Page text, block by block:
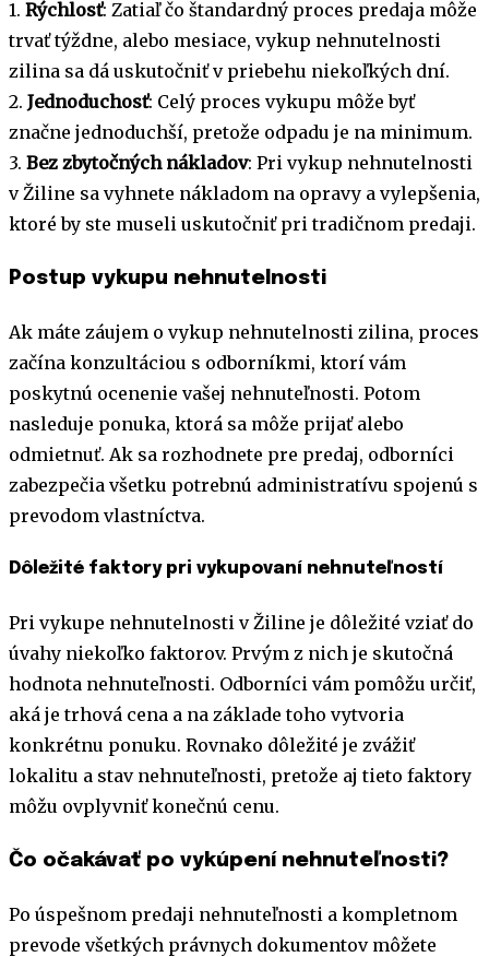
1. Rýchlosť: Zatiaľ čo štandardný proces predaja môže
trvať týždne, alebo mesiace, vykup nehnutelnosti
zilina sa dá uskutočniť v priebehu niekoľkých dní.
2. Jednoduchosť: Celý proces vykupu môže byť
značne jednoduchší, pretože odpadu je na minimum.
3. Bez zbytočných nákladov: Pri vykup nehnutelnosti
v Žiline sa vyhnete nákladom na opravy a vylepšenia,
ktoré by ste museli uskutočniť pri tradičnom predaji.
Postup vykupu nehnutelnosti
Ak máte záujem o vykup nehnutelnosti zilina, proces
začína konzultáciou s odborníkmi, ktorí vám
poskytnú ocenenie vašej nehnuteľnosti. Potom
nasleduje ponuka, ktorá sa môže prijať alebo
odmietnuť. Ak sa rozhodnete pre predaj, odborníci
zabezpečia všetku potrebnú administratívu spojenú s
prevodom vlastníctva.
Dôležité faktory pri vykupovaní nehnuteľností
Pri vykupe nehnutelnosti v Žiline je dôležité vziať do
úvahy niekoľko faktorov. Prvým z nich je skutočná
hodnota nehnuteľnosti. Odborníci vám pomôžu určiť,
aká je trhová cena a na základe toho vytvoria
konkrétnu ponuku. Rovnako dôležité je zvážiť
lokalitu a stav nehnuteľnosti, pretože aj tieto faktory
môžu ovplyvniť konečnú cenu.
Čo očakávať po vykúpení nehnuteľnosti?
Po úspešnom predaji nehnuteľnosti a kompletnom
prevode všetkých právnych dokumentov môžete